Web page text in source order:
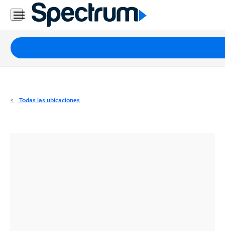
Residencial
Business
Paquetes
Internet
Todas las ubicaciones